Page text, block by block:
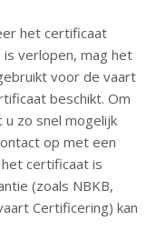
het certificaat
is verlopen, mag het
voor de vaart
beschikt. Om
zo snel mogelijk
op met een
certificaat is
(zoals NBKB,
Certificering) kan